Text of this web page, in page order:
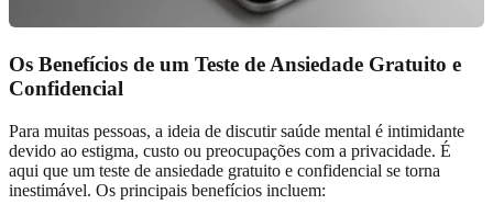
Os Benefícios de um Teste de Ansiedade Gratuito e
Confidencial
Para muitas pessoas, a ideia de discutir saúde mental é intimidante
devido ao estigma, custo ou preocupações com a privacidade. É
aqui que um teste de ansiedade gratuito e confidencial se torna
inestimável. Os principais benefícios incluem: